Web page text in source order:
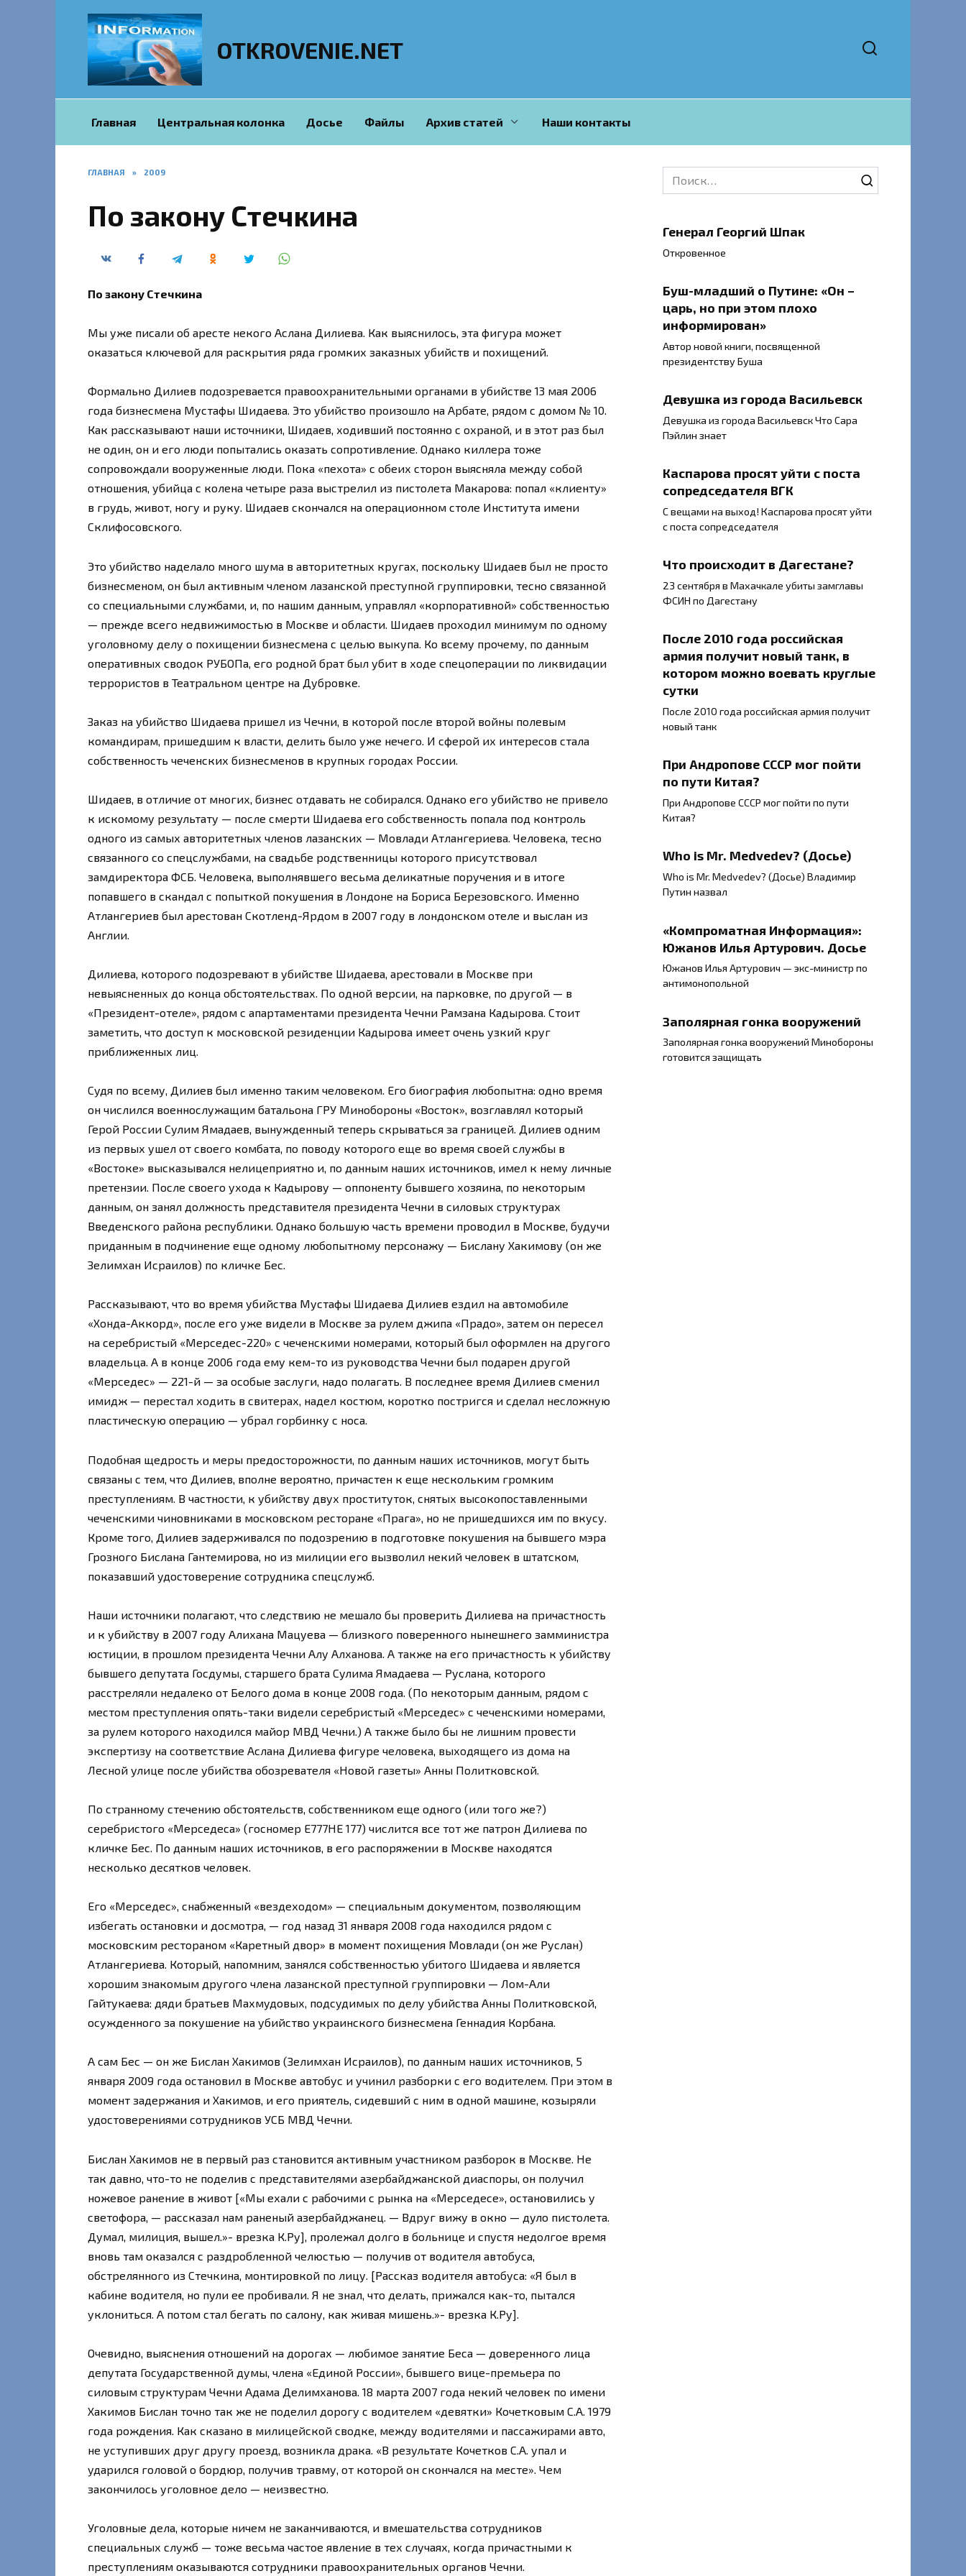
OTKROVENIE.NET
Главная Центральная колонка Досье Файлы Архив статей Наши контакты
ГЛАВНАЯ » 2009
По закону Стечкина
По закону Стечкина
Мы уже писали об аресте некого Аслана Дилиева. Как выяснилось, эта фигура может
оказаться ключевой для раскрытия ряда громких заказных убийств и похищений.
Формально Дилиев подозревается правоохранительными органами в убийстве 13 мая 2006
года бизнесмена Мустафы Шидаева. Это убийство произошло на Арбате, рядом с домом № 10.
Как рассказывают наши источники, Шидаев, ходивший постоянно с охраной, и в этот раз был
не один, он и его люди попытались оказать сопротивление. Однако киллера тоже
сопровождали вооруженные люди. Пока «пехота» с обеих сторон выясняла между собой
отношения, убийца с колена четыре раза выстрелил из пистолета Макарова: попал «клиенту»
в грудь, живот, ногу и руку. Шидаев скончался на операционном столе Института имени
Склифосовского.
Это убийство наделало много шума в авторитетных кругах, поскольку Шидаев был не просто
бизнесменом, он был активным членом лазанской преступной группировки, тесно связанной
со специальными службами, и, по нашим данным, управлял «корпоративной» собственностью
— прежде всего недвижимостью в Москве и области. Шидаев проходил минимум по одному
уголовному делу о похищении бизнесмена с целью выкупа. Ко всему прочему, по данным
оперативных сводок РУБОПа, его родной брат был убит в ходе спецоперации по ликвидации
террористов в Театральном центре на Дубровке.
Заказ на убийство Шидаева пришел из Чечни, в которой после второй войны полевым
командирам, пришедшим к власти, делить было уже нечего. И сферой их интересов стала
собственность чеченских бизнесменов в крупных городах России.
Шидаев, в отличие от многих, бизнес отдавать не собирался. Однако его убийство не привело
к искомому результату — после смерти Шидаева его собственность попала под контроль
одного из самых авторитетных членов лазанских — Мовлади Атлангериева. Человека, тесно
связанного со спецслужбами, на свадьбе родственницы которого присутствовал
замдиректора ФСБ. Человека, выполнявшего весьма деликатные поручения и в итоге
попавшего в скандал с попыткой покушения в Лондоне на Бориса Березовского. Именно
Атлангериев был арестован Скотленд-Ярдом в 2007 году в лондонском отеле и выслан из
Англии.
Дилиева, которого подозревают в убийстве Шидаева, арестовали в Москве при
невыясненных до конца обстоятельствах. По одной версии, на парковке, по другой — в
«Президент-отеле», рядом с апартаментами президента Чечни Рамзана Кадырова. Стоит
заметить, что доступ к московской резиденции Кадырова имеет очень узкий круг
приближенных лиц.
Судя по всему, Дилиев был именно таким человеком. Его биография любопытна: одно время
он числился военнослужащим батальона ГРУ Минобороны «Восток», возглавлял который
Герой России Сулим Ямадаев, вынужденный теперь скрываться за границей. Дилиев одним
из первых ушел от своего комбата, по поводу которого еще во время своей службы в
«Востоке» высказывался нелицеприятно и, по данным наших источников, имел к нему личные
претензии. После своего ухода к Кадырову — оппоненту бывшего хозяина, по некоторым
данным, он занял должность представителя президента Чечни в силовых структурах
Введенского района республики. Однако большую часть времени проводил в Москве, будучи
приданным в подчинение еще одному любопытному персонажу — Бислану Хакимову (он же
Зелимхан Исраилов) по кличке Бес.
Рассказывают, что во время убийства Мустафы Шидаева Дилиев ездил на автомобиле
«Хонда-Аккорд», после его уже видели в Москве за рулем джипа «Прадо», затем он пересел
на серебристый «Мерседес-220» с чеченскими номерами, который был оформлен на другого
владельца. А в конце 2006 года ему кем-то из руководства Чечни был подарен другой
«Мерседес» — 221-й — за особые заслуги, надо полагать. В последнее время Дилиев сменил
имидж — перестал ходить в свитерах, надел костюм, коротко постригся и сделал несложную
пластическую операцию — убрал горбинку с носа.
Подобная щедрость и меры предосторожности, по данным наших источников, могут быть
связаны с тем, что Дилиев, вполне вероятно, причастен к еще нескольким громким
преступлениям. В частности, к убийству двух проституток, снятых высокопоставленными
чеченскими чиновниками в московском ресторане «Прага», но не пришедшихся им по вкусу.
Кроме того, Дилиев задерживался по подозрению в подготовке покушения на бывшего мэра
Грозного Бислана Гантемирова, но из милиции его вызволил некий человек в штатском,
показавший удостоверение сотрудника спецслужб.
Наши источники полагают, что следствию не мешало бы проверить Дилиева на причастность
и к убийству в 2007 году Алихана Мацуева — близкого поверенного нынешнего замминистра
юстиции, в прошлом президента Чечни Алу Алханова. А также на его причастность к убийству
бывшего депутата Госдумы, старшего брата Сулима Ямадаева — Руслана, которого
расстреляли недалеко от Белого дома в конце 2008 года. (По некоторым данным, рядом с
местом преступления опять-таки видели серебристый «Мерседес» с чеченскими номерами,
за рулем которого находился майор МВД Чечни.) А также было бы не лишним провести
экспертизу на соответствие Аслана Дилиева фигуре человека, выходящего из дома на
Лесной улице после убийства обозревателя «Новой газеты» Анны Политковской.
По странному стечению обстоятельств, собственником еще одного (или того же?)
серебристого «Мерседеса» (госномер Е777НЕ 177) числится все тот же патрон Дилиева по
кличке Бес. По данным наших источников, в его распоряжении в Москве находятся
несколько десятков человек.
Его «Мерседес», снабженный «вездеходом» — специальным документом, позволяющим
избегать остановки и досмотра, — год назад 31 января 2008 года находился рядом с
московским рестораном «Каретный двор» в момент похищения Мовлади (он же Руслан)
Атлангериева. Который, напомним, занялся собственностью убитого Шидаева и является
хорошим знакомым другого члена лазанской преступной группировки — Лом-Али
Гайтукаева: дяди братьев Махмудовых, подсудимых по делу убийства Анны Политковской,
осужденного за покушение на убийство украинского бизнесмена Геннадия Корбана.
А сам Бес — он же Бислан Хакимов (Зелимхан Исраилов), по данным наших источников, 5
января 2009 года остановил в Москве автобус и учинил разборки с его водителем. При этом в
момент задержания и Хакимов, и его приятель, сидевший с ним в одной машине, козыряли
удостоверениями сотрудников УСБ МВД Чечни.
Бислан Хакимов не в первый раз становится активным участником разборок в Москве. Не
так давно, что-то не поделив с представителями азербайджанской диаспоры, он получил
ножевое ранение в живот [«Мы ехали с рабочими с рынка на «Мерседесе», остановились у
светофора, — рассказал нам раненый азербайджанец. — Вдруг вижу в окно — дуло пистолета.
Думал, милиция, вышел.»- врезка К.Ру], пролежал долго в больнице и спустя недолгое время
вновь там оказался с раздробленной челюстью — получив от водителя автобуса,
обстрелянного из Стечкина, монтировкой по лицу. [Рассказ водителя автобуса: «Я был в
кабине водителя, но пули ее пробивали. Я не знал, что делать, прижался как-то, пытался
уклониться. А потом стал бегать по салону, как живая мишень.»- врезка К.Ру].
Очевидно, выяснения отношений на дорогах — любимое занятие Беса — доверенного лица
депутата Государственной думы, члена «Единой России», бывшего вице-премьера по
силовым структурам Чечни Адама Делимханова. 18 марта 2007 года некий человек по имени
Хакимов Бислан точно так же не поделил дорогу с водителем «девятки» Кочетковым С.А. 1979
года рождения. Как сказано в милицейской сводке, между водителями и пассажирами авто,
не уступивших друг другу проезд, возникла драка. «В результате Кочетков С.А. упал и
ударился головой о бордюр, получив травму, от которой он скончался на месте». Чем
закончилось уголовное дело — неизвестно.
Уголовные дела, которые ничем не заканчиваются, и вмешательства сотрудников
специальных служб — тоже весьма частое явление в тех случаях, когда причастными к
преступлениям оказываются сотрудники правоохранительных органов Чечни.
Search
for:
Генерал Георгий Шпак
Откровенное
Буш-младший о Путине: «Он –
царь, но при этом плохо
информирован»
Автор новой книги, посвященной
президентству Буша
Девушка из города Васильевск
Девушка из города Васильевск Что Сара
Пэйлин знает
Каспарова просят уйти с поста
сопредседателя ВГК
С вещами на выход! Каспарова просят уйти
с поста сопредседателя
Что происходит в Дагестане?
23 сентября в Махачкале убиты замглавы
ФСИН по Дагестану
После 2010 года российская
армия получит новый танк, в
котором можно воевать круглые
сутки
После 2010 года российская армия получит
новый танк
При Андропове СССР мог пойти
по пути Китая?
При Андропове СССР мог пойти по пути
Китая?
Who is Mr. Medvedev? (Досье)
Who is Mr. Medvedev? (Досье) Владимир
Путин назвал
«Компроматная Информация»:
Южанов Илья Артурович. Досье
Южанов Илья Артурович — экс-министр по
антимонопольной
Заполярная гонка вооружений
Заполярная гонка вооружений Минобороны
готовится защищать